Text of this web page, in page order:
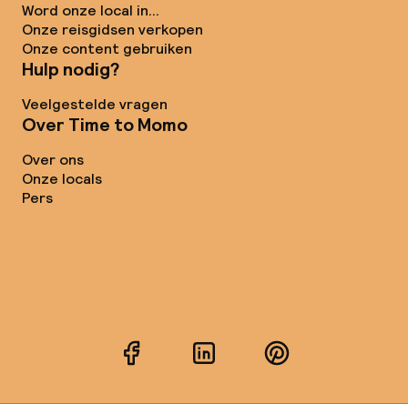
Word onze local in...
Onze reisgidsen verkopen
Onze content gebruiken
Hulp nodig?
Veelgestelde vragen
Over Time to Momo
Over ons
Onze locals
Pers
FacebookLinkedInPinterest